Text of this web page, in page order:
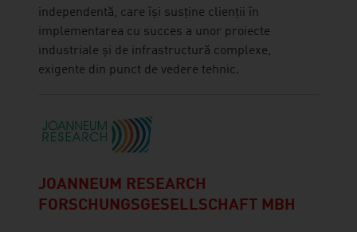
independentă, care își susține clienții în
implementarea cu succes a unor proiecte
industriale și de infrastructură complexe,
exigente din punct de vedere tehnic.
JOANNEUM RESEARCH
FORSCHUNGSGESELLSCHAFT MBH